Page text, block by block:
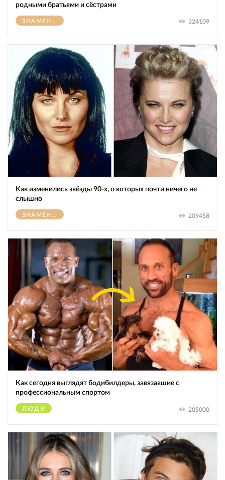
родными братьями и сёстрами
ЗНАМЕНИТОСТИ 324109
Как изменились звёзды 90-х, о которых почти ничего не
слышно
ЗНАМЕНИТОСТИ 209458
Как сегодня выглядят бодибилдеры, завязавшие с
профессиональным спортом
ЛЮДИ 205000